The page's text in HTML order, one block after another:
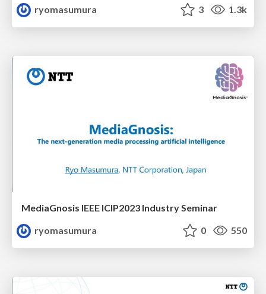
ryomasumura
3 1.3k
MediaGnosis IEEE ICIP2023 Industry Seminar
ryomasumura
0 550